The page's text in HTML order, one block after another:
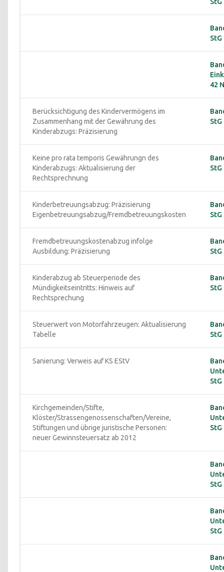
StG
42
Berücksichtigung des Kindervermögens im
Zusammenhang mit der Gewährung des
Kinderabzugs: Präzisierung
StG
Keine pro rata temporis Gewährungn des
Kinderabzugs: Aktualisierung der
Rechtsprechnung
StG
Kinderbetreuungsabzug: Präzisierung
Eigenbetreuungsabzug/Fremdbetreuungskosten
StG
Fremdbetreuungskostenabzug infolge
Ausbildung: Präzisierung
StG
Kinderabzug ab Steuerperiode des
Mündigkeitseintritts: Hinweis auf
Rechtsprechung
StG
Steuerwert von Motorfahrzeugen: Aktualisierung
Tabelle
StG
Sanierung: Verweis auf KS EStV
StG
Kirchgemeinden/Stifte,
Klöster/Strassengenossenschaften/Vereine,
Stiftungen und übrige juristische Personen:
neuer Gewinnsteuersatz ab 2012
StG
StG
StG